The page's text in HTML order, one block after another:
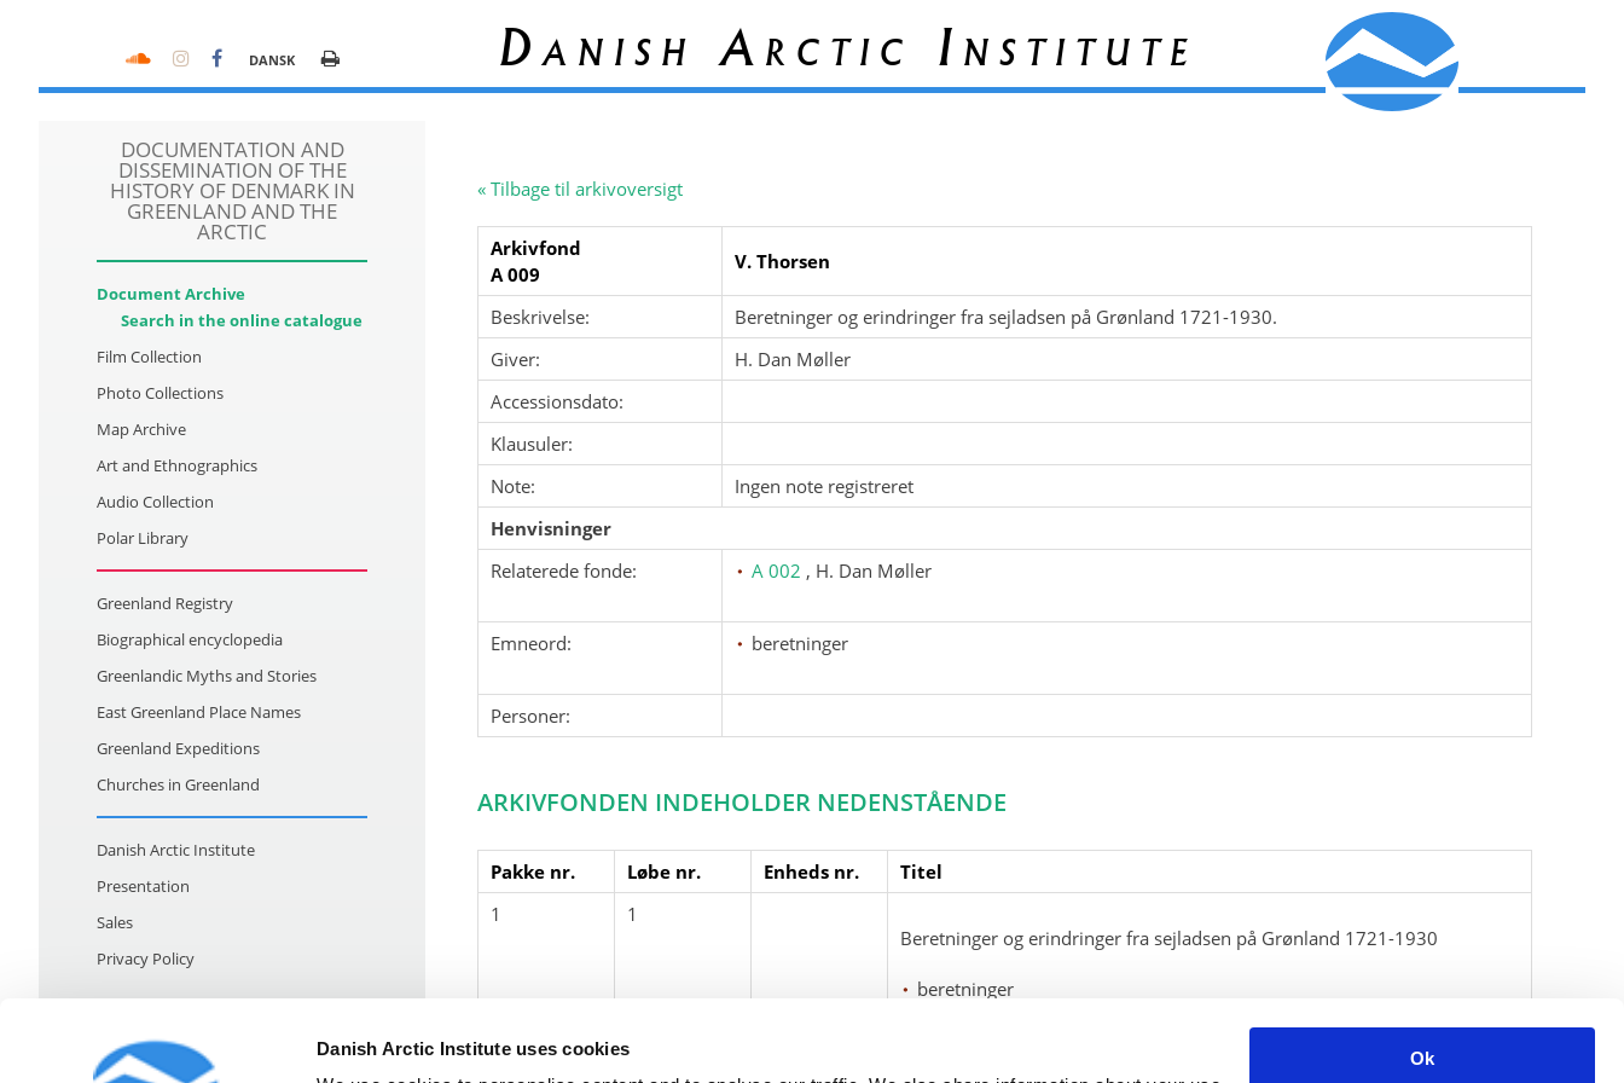
Danish Arctic Institute uses cookies
Ok
DANSK
DOCUMENTATION AND
DISSEMINATION OF THE
HISTORY OF DENMARK IN
GREENLAND AND THE
ARCTIC
Document Archive
Search in the online catalogue
Film Collection
Photo Collections
Map Archive
Art and Ethnographics
Audio Collection
Polar Library
Greenland Registry
Biographical encyclopedia
Greenlandic Myths and Stories
East Greenland Place Names
Greenland Expeditions
Churches in Greenland
Danish Arctic Institute
Presentation
Sales
Privacy Policy
Danish Arctic Institute
« Tilbage til arkivoversigt
Arkivfond
A 009
V. Thorsen
Beskrivelse:
Beretninger og erindringer fra sejladsen på Grønland 1721-1930.
Giver:
H. Dan Møller
Accessionsdato:
Klausuler:
Note:
Ingen note registreret
Henvisninger
Relaterede fonde:
A 002 , H. Dan Møller
Emneord: beretninger
Personer:
ARKIVFONDEN INDEHOLDER NEDENSTÅENDE
Pakke nr. Løbe nr. Enheds nr.
Titel
1
1
Beretninger og erindringer fra sejladsen på Grønland 1721-1930
beretninger